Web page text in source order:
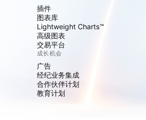
插件
图表库
Lightweight Charts™
高级图表
交易平台
成长机会
广告
经纪业务集成
合作伙伴计划
教育计划